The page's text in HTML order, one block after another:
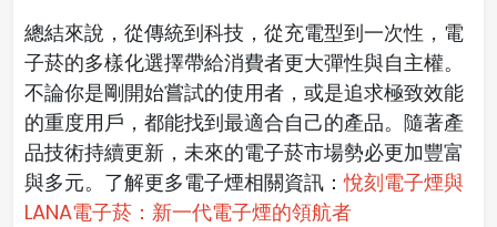
總結來說，從傳統到科技，從充電型到一次性，電
子菸的多樣化選擇帶給消費者更大彈性與自主權。
不論你是剛開始嘗試的使用者，或是追求極致效能
的重度用戶，都能找到最適合自己的產品。隨著產
品技術持續更新，未來的電子菸市場勢必更加豐富
與多元。 了解更多電子煙相關資訊：悅刻電子煙與
LANA電子菸：新一代電子煙的領航者